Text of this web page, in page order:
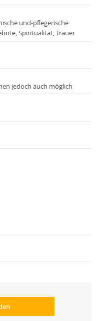
und-pflegerische
Spiritualität, Trauer
jedoch auch möglich